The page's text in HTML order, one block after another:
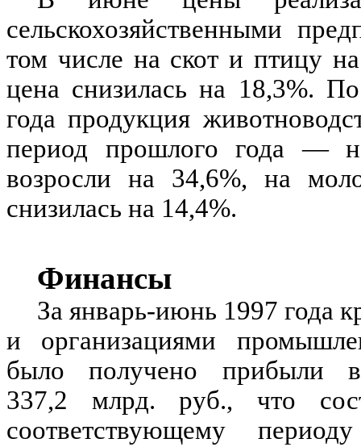
сельскохозяйственными
том числе на скот и птицу
цена снизилась на 18,3%.
года продукция
период прошлого года —
возросли на 34,6%, на
снизилась на 14,4%.
Финансы
За январь-июнь 1997 года
и организациями
было получено прибыли
337,2 млрд. руб., что
соответствующему